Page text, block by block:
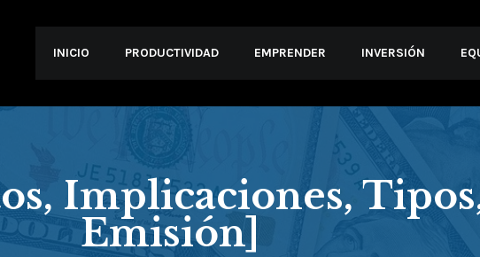
INICIO PRODUCTIVIDAD EMPRENDER INVERSIÓN
Implicaciones,
Emisión]